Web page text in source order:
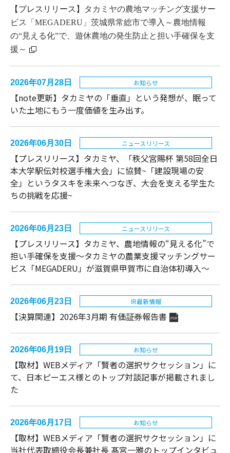
【プレスリリース】
タカミヤの農地マッチング支援サー
ビス「MEGADERU」茨城県常総市で導入～農地情報
の“見える化”で、遊休農地の発生防止と担い手確保を支
援～
2026年07月28日 お知らせ
【note更新】タカミヤの「垂直」という発想が、眠って
いた土地にもう一度価値を生み出す。
2026年06月30日 ニュースリリース
【プレスリリース】タカミヤ、「秩父宮賜杯 第58回全日
本大学駅伝対校選手権大会」に協賛~「建設現場の安
全」というタスキを未来へつなぎ、大会を支える学生た
ちの挑戦を応援~
2026年06月23日 ニュースリリース
【プレスリリース】タカミヤ、農地情報の“見える化”で
担い手確保を支援～タカミヤの農業支援マッチングサー
ビス「MEGADERU」が滋賀県甲賀市に自治体初導入～
2026年06月23日 IR最新情報
【決算関連】2026年3月期 有価証券報告書 PDF
2026年06月19日 お知らせ
【取材】WEBメディア「賢者の選択サクセッション」に
て、日本ピーエス様とのトップ対談記事が掲載されまし
た
2026年06月17日 お知らせ
【取材】WEBメディア「賢者の選択サクセッション」に
当社代表取締役会長兼社長 髙宮一雅のトップインタビュ